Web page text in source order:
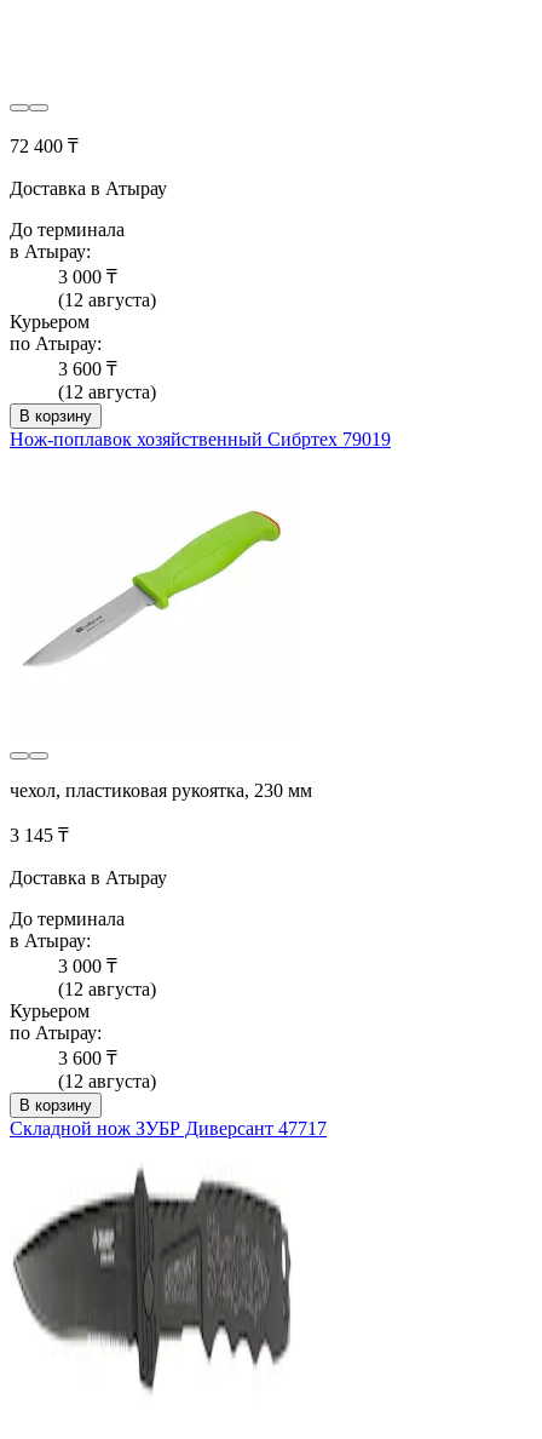
72 400 ₸
Доставка в Атырау
До терминала
в Атырау:
3 000 ₸
(12 августа)
Курьером
по Атырау:
3 600 ₸
(12 августа)
В корзину
Нож-поплавок хозяйственный Сибртех 79019
чехол, пластиковая рукоятка, 230 мм
3 145 ₸
Доставка в Атырау
До терминала
в Атырау:
3 000 ₸
(12 августа)
Курьером
по Атырау:
3 600 ₸
(12 августа)
В корзину
Складной нож ЗУБР Диверсант 47717